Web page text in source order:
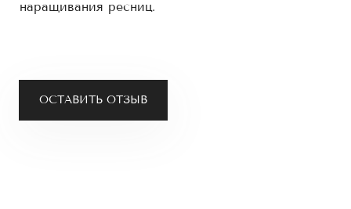
ОСТАВИТЬ ОТЗЫВ
наращивания ресниц.